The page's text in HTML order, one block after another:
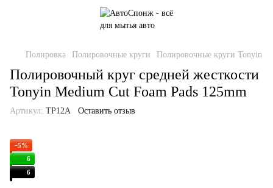
Полировка Полировочные круги Полировочные круги Tonyin
Полировочный круг средней жесткости
Tonyin Medium Cut Foam Pads 125mm
Артикул: TP12A Оставить отзыв
−5%
6
6